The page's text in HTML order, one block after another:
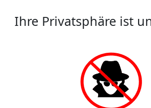
Ihre Privatsphäre ist